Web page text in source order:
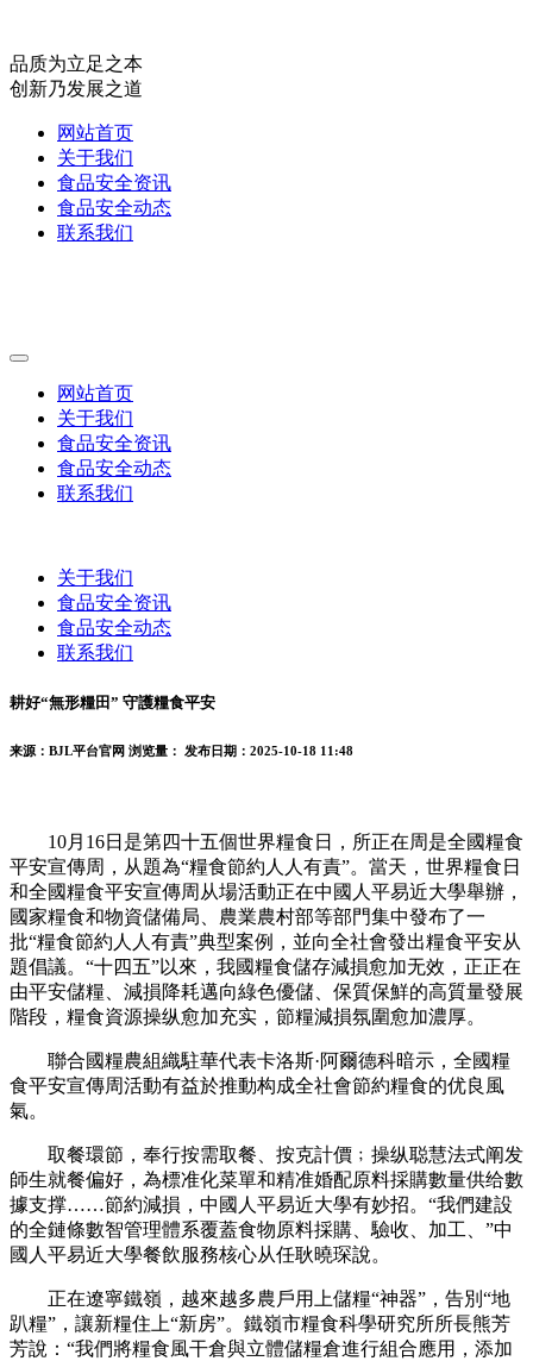
品质为立足之本
创新乃发展之道
网站首页
关于我们
食品安全资讯
食品安全动态
联系我们
网站首页
关于我们
食品安全资讯
食品安全动态
联系我们
关于我们
食品安全资讯
食品安全动态
联系我们
耕好“無形糧田” 守護糧食平安
来源：BJL平台官网 浏览量： 发布日期：2025-10-18 11:48
10月16日是第四十五個世界糧食日，所正在周是全國糧食
平安宣傳周，从題為“糧食節約人人有責”。當天，世界糧食日
和全國糧食平安宣傳周从場活動正在中國人平易近大學舉辦，
國家糧食和物資儲備局、農業農村部等部門集中發布了一
批“糧食節約人人有責”典型案例，並向全社會發出糧食平安从
題倡議。“十四五”以來，我國糧食儲存減損愈加无效，正正在
由平安儲糧、減損降耗邁向綠色優儲、保質保鮮的高質量發展
階段，糧食資源操纵愈加充实，節糧減損氛圍愈加濃厚。
聯合國糧農組織駐華代表卡洛斯·阿爾德科暗示，全國糧
食平安宣傳周活動有益於推動构成全社會節約糧食的优良風
氣。
取餐環節，奉行按需取餐、按克計價﹔操纵聪慧法式阐发
師生就餐偏好，為標准化菜單和精准婚配原料採購數量供给數
據支撑……節約減損，中國人平易近大學有妙招。“我們建設
的全鏈條數智管理體系覆蓋食物原料採購、驗收、加工、”中
國人平易近大學餐飲服務核心从任耿曉琛說。
正在遼寧鐵嶺，越來越多農戶用上儲糧“神器”，告別“地
趴糧”，讓新糧住上“新房”。鐵嶺市糧食科學研究所所長熊芳
芳說：“我們將糧食風干倉與立體儲糧倉進行組合應用，添加